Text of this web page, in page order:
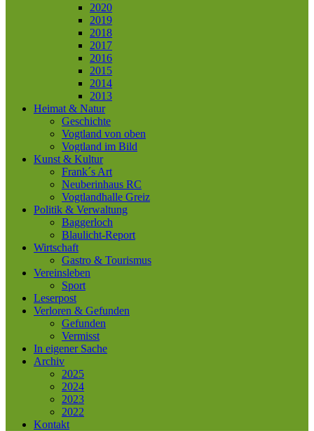
2020
2019
2018
2017
2016
2015
2014
2013
Heimat & Natur
Geschichte
Vogtland von oben
Vogtland im Bild
Kunst & Kultur
Frank´s Art
Neuberinhaus RC
Vogtlandhalle Greiz
Politik & Verwaltung
Baggerloch
Blaulicht-Report
Wirtschaft
Gastro & Tourismus
Vereinsleben
Sport
Leserpost
Verloren & Gefunden
Gefunden
Vermisst
In eigener Sache
Archiv
2025
2024
2023
2022
Kontakt